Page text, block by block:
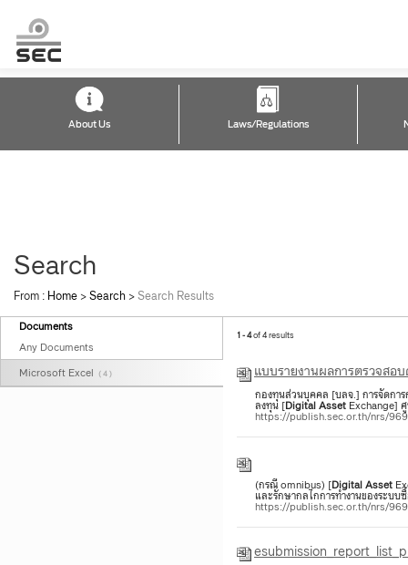
About Us Laws/Regulations
Search
From : Home >Search >Search Results
Documents
Any Documents
Microsoft Excel ( 4 )
1 - 4of 4 results
แบบรายงานผลการตรวจสอ
กองทุนส่วนบุคคล [บลจ.] การจัดกา
ลงทุน [DigitalAsset Exchange]
https://publish.sec.or.th/nrs/
(กรณี omnibus) [DigitalAsset
และรักษากลไกการทำงานของระบบ
https://publish.sec.or.th/nrs/